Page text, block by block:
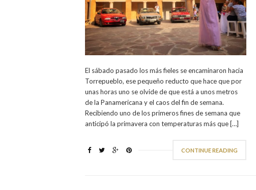
El sábado pasado los más fieles se encaminaron hacia
Torrepueblo, ese pequeño reducto que hace que por
unas horas uno se olvide de que está a unos metros
de la Panamericana y el caos del fin de semana.
Recibiendo uno de los primeros fines de semana que
anticipó la primavera con temperaturas más que […]
CONTINUE READING